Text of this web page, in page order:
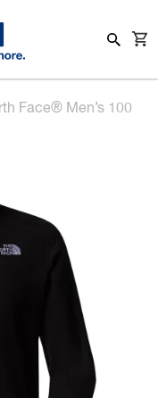
Face® Men’s 100